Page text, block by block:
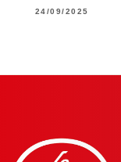
24/09/2025